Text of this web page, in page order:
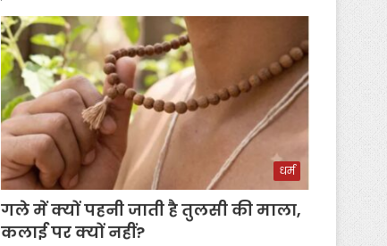
धर्म
गले में क्यों पहनी जाती है तुलसी की माला,
कलाई पर क्यों नहीं?